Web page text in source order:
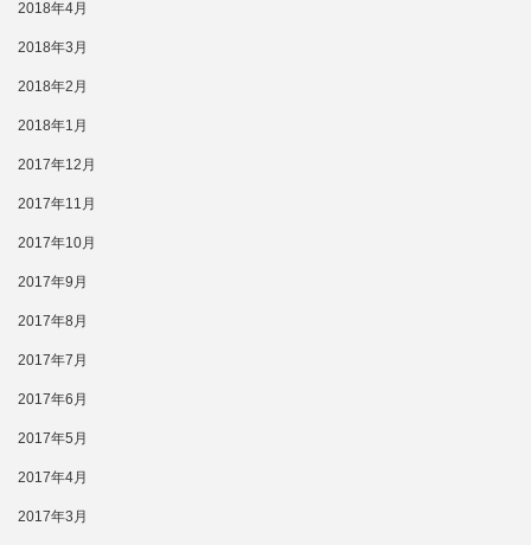
2018年4月
2018年3月
2018年2月
2018年1月
2017年12月
2017年11月
2017年10月
2017年9月
2017年8月
2017年7月
2017年6月
2017年5月
2017年4月
2017年3月